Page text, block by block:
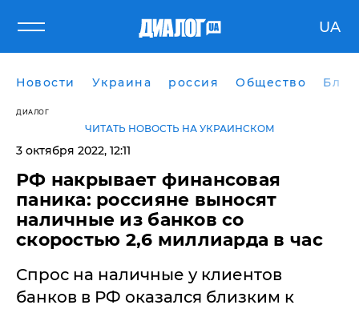
UA
Новости Украина россия Общество
ДИАЛОГ
ЧИТАТЬ НОВОСТЬ НА УКРАИНСКОМ
3 октября 2022, 12:11
РФ накрывает финансовая
паника: россияне выносят
наличные из банков со
скоростью 2,6 миллиарда в час
Спрос на наличные у клиентов
банков в РФ оказался близким к